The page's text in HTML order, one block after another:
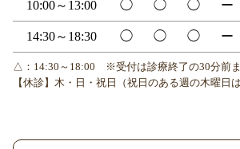
10:00～13:00 ◯ ◯ ◯ ー
14:30～18:30 ◯ ◯ ◯ ー
△：14:30～18:00 ※受付は診療終了の30分前ま
【休診】木・日・祝日（祝日のある週の木曜日